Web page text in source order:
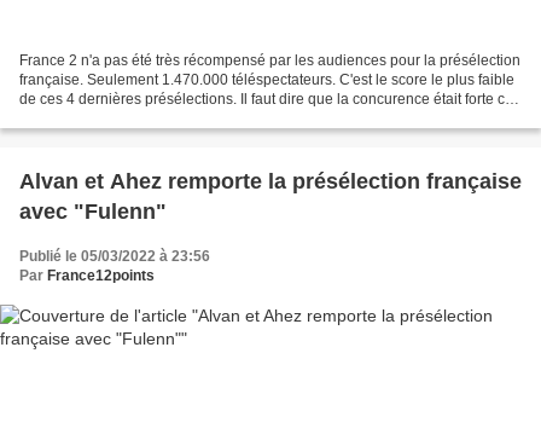
France 2 n'a pas été très récompensé par les audiences pour la présélection
française. Seulement 1.470.000 téléspectateurs. C'est le score le plus faible
de ces 4 dernières présélections. Il faut dire que la concurence était forte ce
Alvan et Ahez remporte la présélection française
avec "Fulenn"
Publié le 05/03/2022 à 23:56
Par France12points